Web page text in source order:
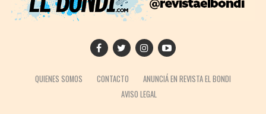
QUIENES SOMOS CONTACTO
ANUNCIÁ EN REVISTA EL BONDI
AVISO LEGAL